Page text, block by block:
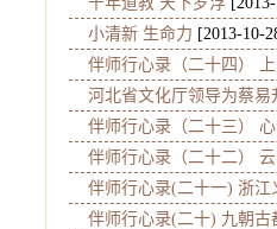
小清新 生命力 [2013-10-
伴师行心录（二十四）
河北省文化厅领导为蔡易
伴师行心录（二十三）
伴师行心录（二十二）
伴师行心录(二十一) 浙江
伴师行心录(二十) 九朝古